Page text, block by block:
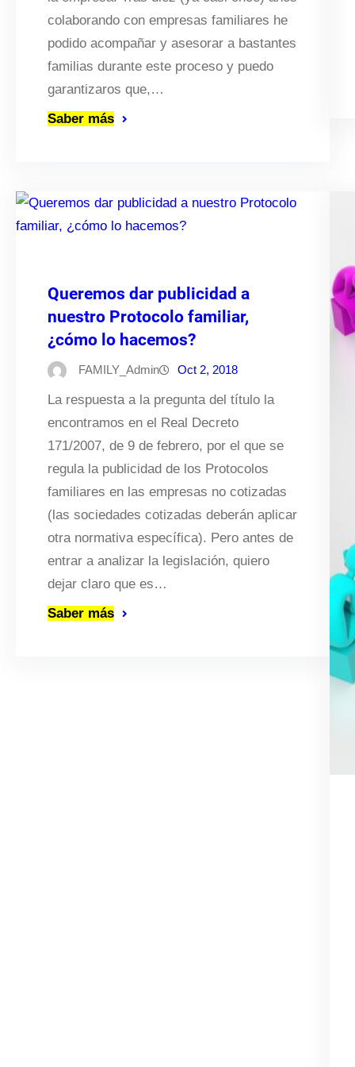
colaborando con empresas familiares he
podido acompañar y asesorar a bastantes
familias durante este proceso y puedo
garantizaros que,…
Saber más
Queremos dar publicidad a
nuestro Protocolo familiar,
¿cómo lo hacemos?
FAMILY_Admin Oct 2, 2018
La respuesta a la pregunta del título la
encontramos en el Real Decreto
171/2007, de 9 de febrero, por el que se
regula la publicidad de los Protocolos
familiares en las empresas no cotizadas
(las sociedades cotizadas deberán aplicar
otra normativa específica). Pero antes de
entrar a analizar la legislación, quiero
dejar claro que es…
Saber más